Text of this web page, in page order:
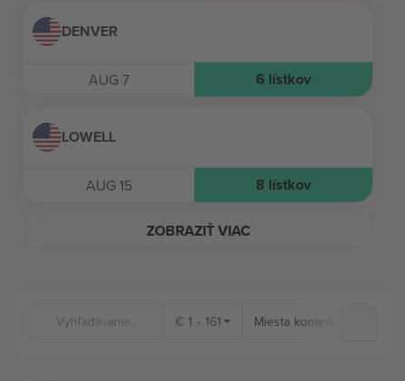
DENVER
AUG 7 6 lístkov
LOWELL
AUG 15 8 lístkov
ZOBRAZIŤ VIAC
€ 1 - 161 Miesta konania